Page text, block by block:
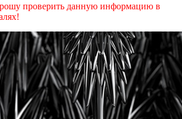
проверить данную информацию в